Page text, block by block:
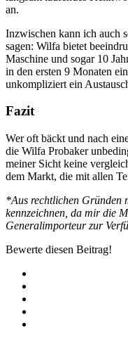
an.
Inzwischen kann ich auch
sagen: Wilfa bietet
Maschine und sogar 10
in den ersten 9 Monaten
unkompliziert ein
Fazit
Wer oft bäckt und nach
die Wilfa Probaker
meiner Sicht keine
dem Markt, die mit allen
*Aus rechtlichen Gründen
kennzeichnen, da mir die
Generalimporteur zur
Bewerte diesen Beitrag!